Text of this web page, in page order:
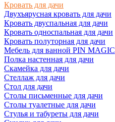
Кровать для дачи
Двухъярусная кровать для дачи
Кровать двуспальная для дачи
Кровать односпальная для дачи
Кровать полуторная для дачи
Мебель для ванной PIN MAGIC
Полка настенная для дачи
Скамейка для дачи
Стеллаж для дачи
Стол для дачи
Столы письменные для дачи
Столы туалетные для дачи
Стулья и табуреты для дачи